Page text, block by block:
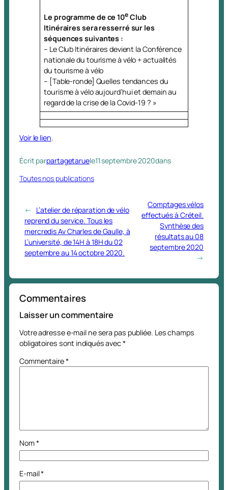
Le programme de ce 10eClub
Itinéraires sera resserré sur les
séquences suivantes :
– Le Club Itinéraires devient la Conférence
nationale du tourisme à vélo + actualités
du tourisme à vélo
– [Table-ronde] Quelles tendances du
tourisme à vélo aujourd’hui et demain au
regard de la crise de la Covid-19 ? »
Voir le lien.
Écrit parpartagetaruele11 septembre 2020dans
Toutes nos publications
←
L’atelier de réparation de vélo
reprend du service. Tous les
mercredis Av Charles de Gaulle, à
L’université, de 14H à 18H du 02
septembre au 14 octobre 2020.
Comptages vélos
effectués à Créteil.
Synthèse des
résultats au 08
septembre 2020
→
Commentaires
Laisser un commentaire
Votre adresse e-mail ne sera pas publiée. Les champs
obligatoires sont indiqués avec*
Commentaire*
Nom*
E-mail*